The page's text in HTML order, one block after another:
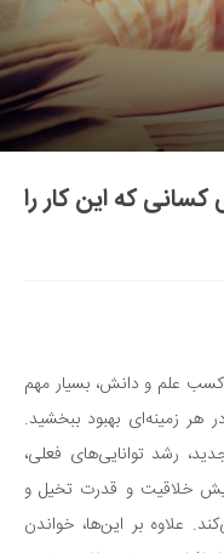
که این کار را
علم و دانش، بسیار مهم
زمینه‌ای بهبود ببخشید.
رشد توانایی‌های فعلی،
خلاقیت و قدرت تخیل و
علاوه بر این‌ها، خواندن